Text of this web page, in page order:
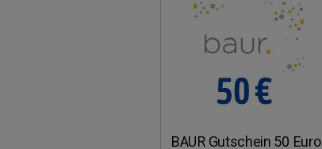
BAUR Gutschein 50 Euro